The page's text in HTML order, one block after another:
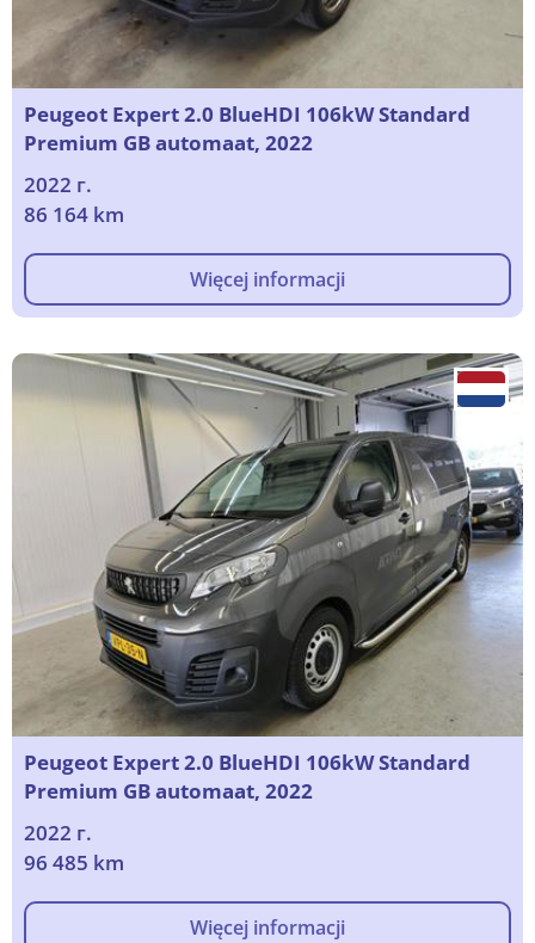
Peugeot Expert 2.0 BlueHDI 106kW Standard
Premium GB automaat, 2022
2022 г.
86 164 km
Więcej informacji
Peugeot Expert 2.0 BlueHDI 106kW Standard
Premium GB automaat, 2022
2022 г.
96 485 km
Więcej informacji